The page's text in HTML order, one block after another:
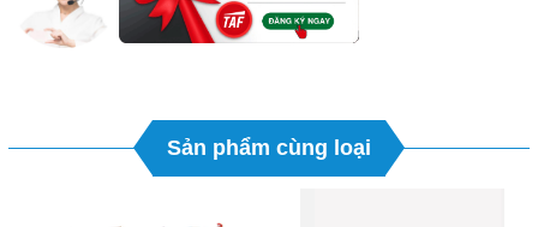
Sản phẩm cùng loại